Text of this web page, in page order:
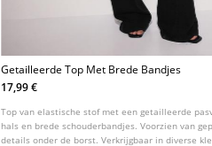
Getailleerde Top Met Brede Bandjes
17,99 €
Top van elastische stof met een getailleerde
hals en brede schouderbandjes. Voorzien van
details onder de borst. Verkrijgbaar in diverse